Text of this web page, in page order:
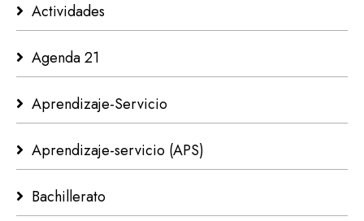
Actividades
Agenda 21
Aprendizaje-Servicio
Aprendizaje-servicio (APS)
Bachillerato